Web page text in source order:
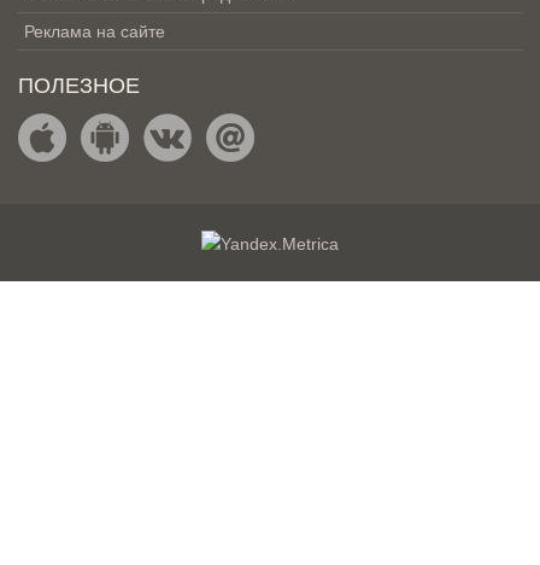
Реклама на сайте
ПОЛЕЗНОЕ